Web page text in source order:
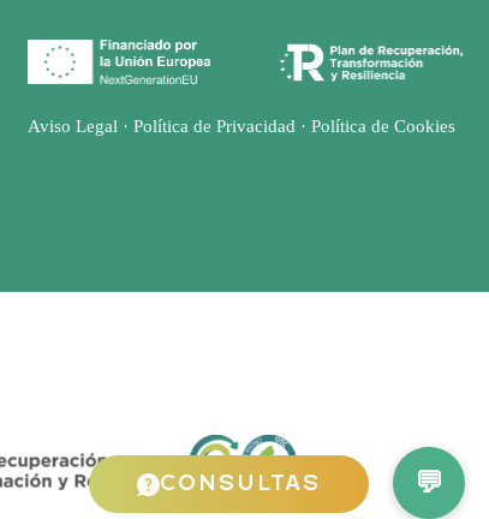
CONSULTAS
Aviso Legal · Política de Privacidad · Política de Cookies
💬